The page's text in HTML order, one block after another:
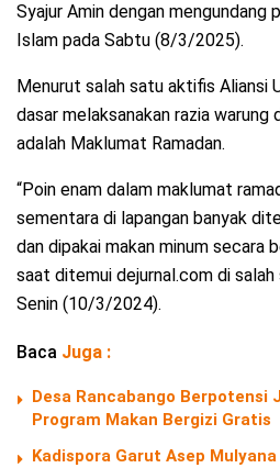
Syajur Amin dengan mengundang
Islam pada Sabtu (8/3/2025).
Menurut salah satu aktifis Aliansi
dasar melaksanakan razia warung
adalah Maklumat Ramadan.
“Poin enam dalam maklumat
sementara di lapangan banyak
dan dipakai makan minum secara
saat ditemui dejurnal.com di
Senin (10/3/2024).
Baca Juga :
Desa Rancabango Berpotensi
Program Makan Bergizi Gratis
Kadispora Garut Asep